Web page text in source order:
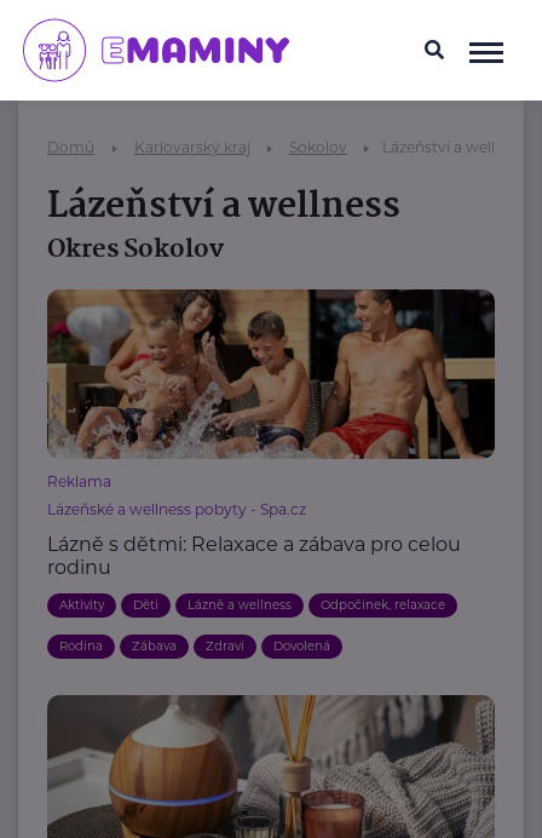
Domů Karlovarský kraj Sokolov Lázeňství a wellness
Lázeňství a wellness
Okres Sokolov
Reklama
Lázeňské a wellness pobyty - Spa.cz
Lázně s dětmi: Relaxace a zábava pro celou
rodinu
Aktivity Děti Lázně a wellness Odpočinek, relaxace
Rodina Zábava Zdraví Dovolená